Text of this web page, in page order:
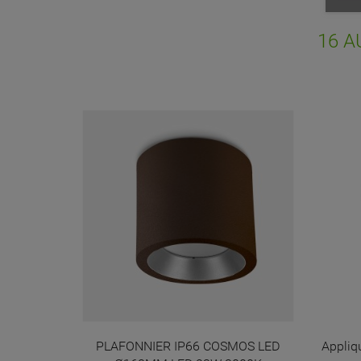
16
PLAFONNIER IP66 COSMOS LED